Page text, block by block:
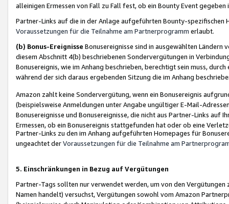
alleinigen Ermessen von Fall zu Fall fest, ob ein Bounty Event
Partner-Links auf die in der Anlage aufgeführten Bounty-spezifischen
Voraussetzungen für die Teilnahme am Partnerprogramm erlaubt.
(b) Bonus-Ereignisse Bonusereignisse sind in ausgewählten Ländern
diesem Abschnitt 4(b) beschriebenen Sondervergütungen in
Bonusereignis, wie im Anhang beschrieben, berechtigt sein muss,
während der sich daraus ergebenden Sitzung die im Anhang
Amazon zahlt keine Sondervergütung, wenn ein Bonusereignis
(beispielsweise Anmeldungen unter Angabe ungültiger E-Mail-
Bonusereignisse und Bonusereignisse, die nicht aus Partner-Links auf
Ermessen, ob ein Bonusereignis stattgefunden hat oder ob eine
Partner-Links zu den im Anhang aufgeführten Homepages für
ungeachtet derVoraussetzungen für die Teilnahme am
5. Einschränkungen in Bezug auf Vergütungen
Partner-Tags sollten nur verwendet werden, um von den
Namen handelt) versuchst, Vergütungen sowohl vom Amazon